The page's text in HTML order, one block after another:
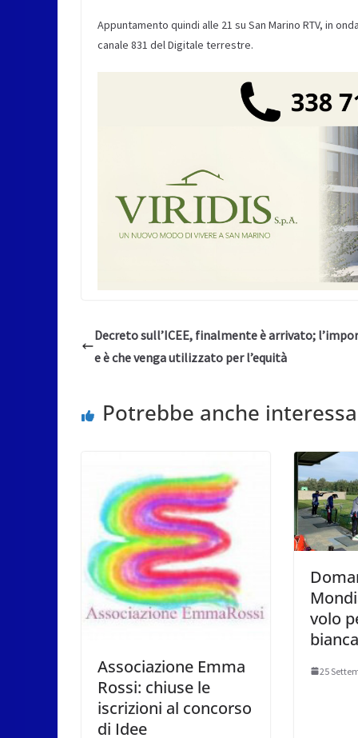
Appuntamento quindi alle 21 su San Marino RTV, in
canale 831 del Digitale terrestre.
Decreto sull’ICEE, finalmente è arrivato;
e è che venga utilizzato per l’equità
Potrebbe anche
Associazione Emma
Rossi: chiuse le
iscrizioni al concorso
di Idee
volo
25